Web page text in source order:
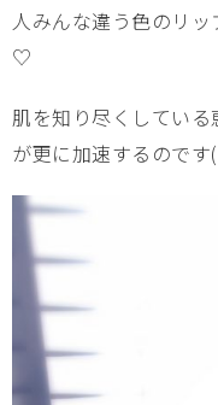
人みんな違う色のリ
♡
肌を知り尽くしてい
が更に加速するので